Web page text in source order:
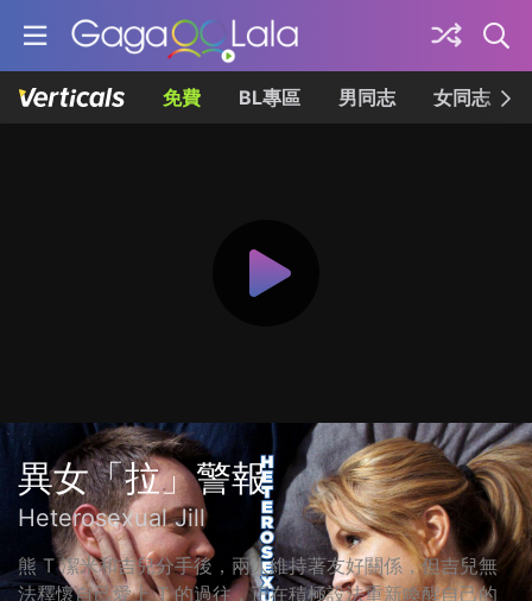
免費 BL專區 男同志 女同志
異女「拉」警報
Heterosexual Jill
熊 T 潔米和吉兒分手後，兩人維持著友好關係，但吉兒無
法釋懷自己愛上 T 的過往，正在積極設法重新喚醒自己的